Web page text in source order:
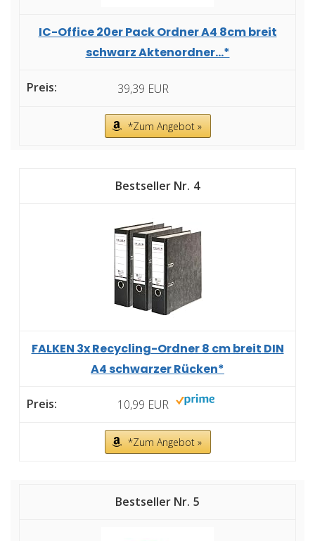
IC-Office 20er Pack Ordner A4 8cm breit
schwarz Aktenordner...*
39,39 EUR
*Zum Angebot »
4
FALKEN 3x Recycling-Ordner 8 cm breit DIN
A4 schwarzer Rücken*
10,99 EUR
*Zum Angebot »
5